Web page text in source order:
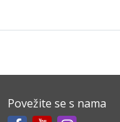
Povežite se s nama